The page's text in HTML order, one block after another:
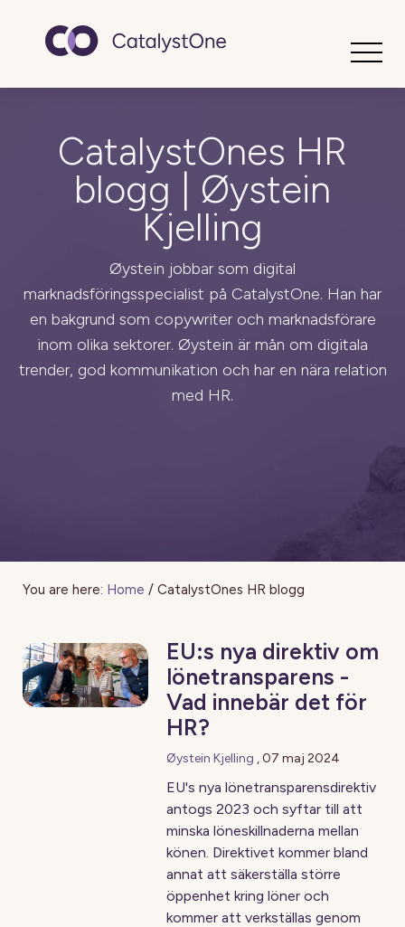
CatalystOnes HR
blogg | Øystein
Kjelling
Øystein jobbar som digital
marknadsföringsspecialist på CatalystOne. Han har
en bakgrund som copywriter och marknadsförare
inom olika sektorer. Øystein är mån om digitala
trender, god kommunikation och har en nära relation
med HR.
You are here: Home / CatalystOnes HR blogg
EU:s nya direktiv om
lönetransparens -
Vad innebär det för
HR?
Øystein Kjelling ,07 maj 2024
EU's nya lönetransparensdirektiv
antogs 2023 och syftar till att
minska löneskillnaderna mellan
könen. Direktivet kommer bland
annat att säkerställa större
öppenhet kring löner och
kommer att verkställas genom